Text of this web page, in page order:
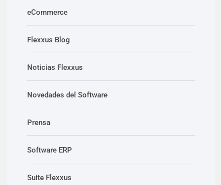
eCommerce
Flexxus Blog
Noticias Flexxus
Novedades del Software
Prensa
Software ERP
Suite Flexxus